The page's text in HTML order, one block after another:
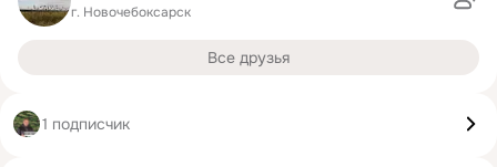
г. Новочебоксарск
Все друзья
1 подписчик